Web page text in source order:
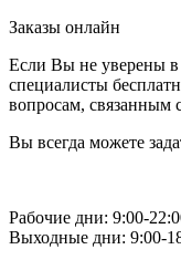
Заказы онлайн
Если Вы не уверены в
специалисты
вопросам,
Вы всегда можете
Рабочие дни: 9:00-
Выходные дни: 9:00-